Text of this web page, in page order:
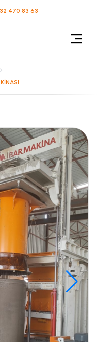
470 83 63